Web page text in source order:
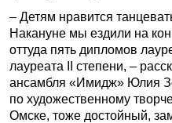
– Детям нравится
Накануне мы ездили на
оттуда пять дипломов
лауреата II степени, –
ансамбля «Имидж» Юлия
по художественному
Омске, тоже достойный,